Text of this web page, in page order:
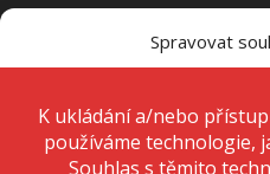
Spravovat
technologie, jako jsou soubory
zážitek z prohlížení a zobrazovali
těmito technologiemi nám umožní
Pondělí – Pátek7:00 –
Sobota